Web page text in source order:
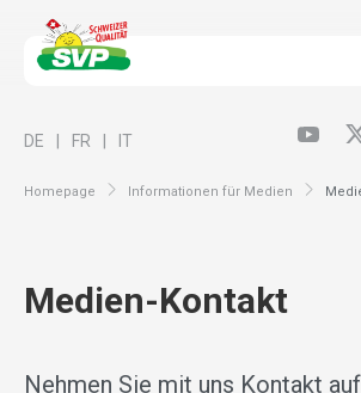
Homepage Informationen für Medien
DE FR IT
Medien-Kontakt
Nehmen Sie mit uns Kontakt